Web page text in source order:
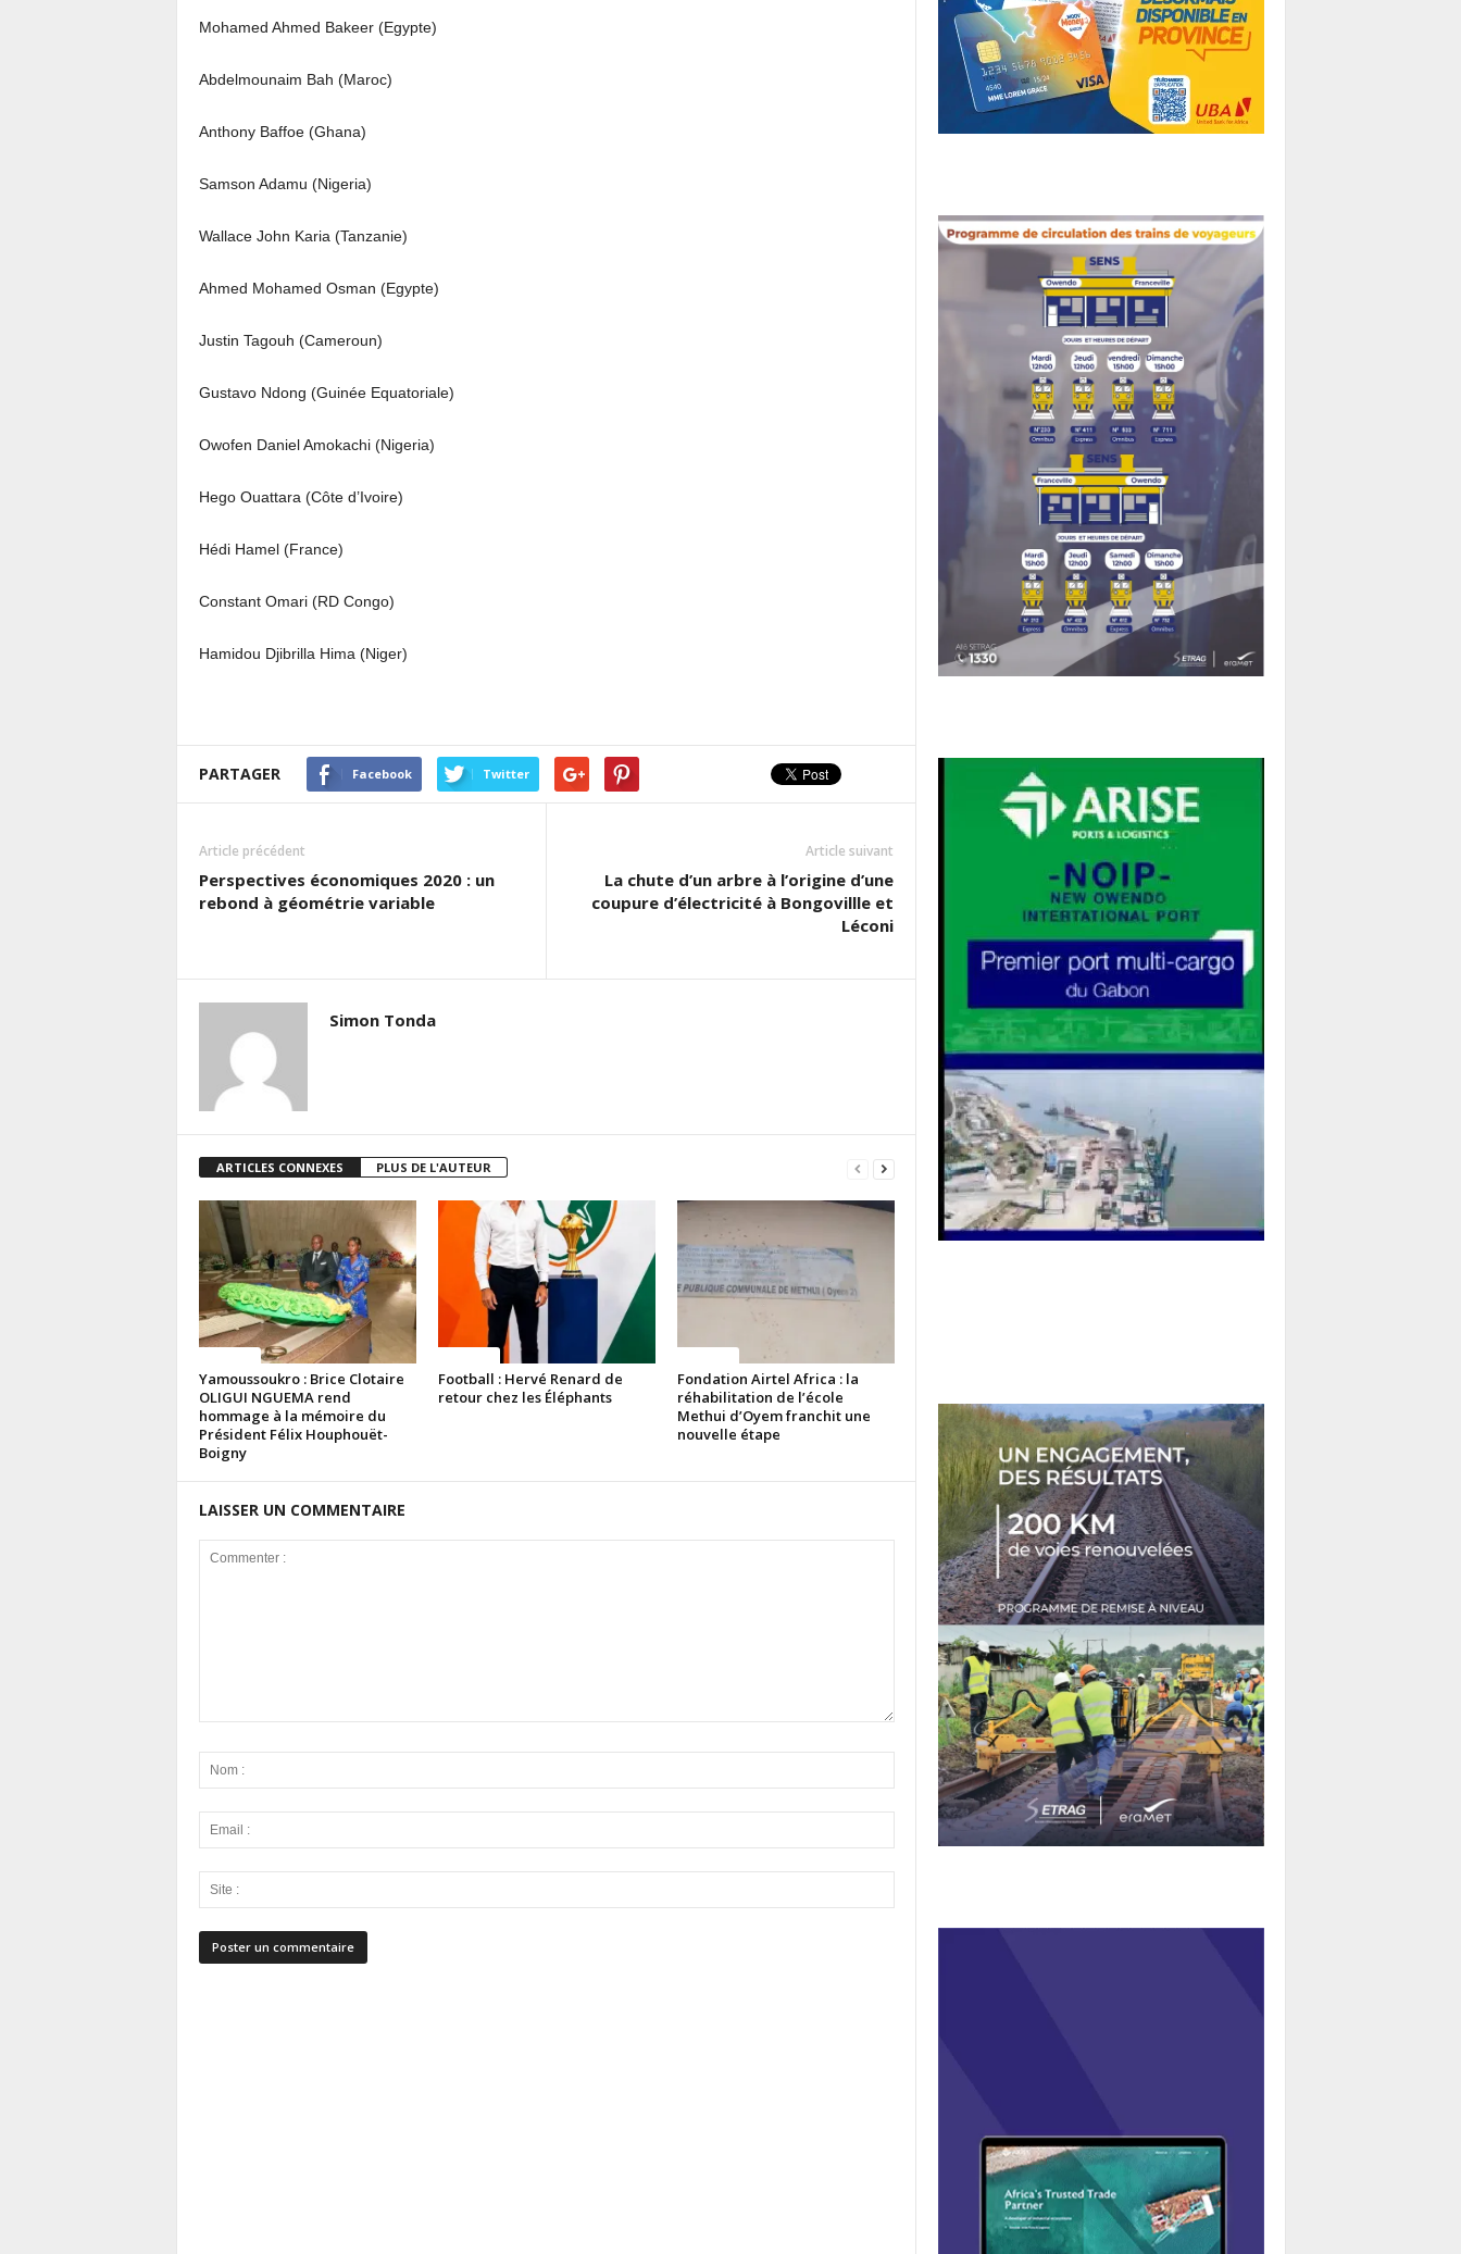
Mohamed Ahmed Bakeer (Egypte)
Abdelmounaim Bah (Maroc)
Anthony Baffoe (Ghana)
Samson Adamu (Nigeria)
Wallace John Karia (Tanzanie)
Ahmed Mohamed Osman (Egypte)
Justin Tagouh (Cameroun)
Gustavo Ndong (Guinée Equatoriale)
Owofen Daniel Amokachi (Nigeria)
Hego Ouattara (Côte d’Ivoire)
Hédi Hamel (France)
Constant Omari (RD Congo)
Hamidou Djibrilla Hima (Niger)
PARTAGER Facebook Twitter
Article précédent
Perspectives économiques 2020 : un
rebond à géométrie variable
Article suivant
La chute d’un arbre à l’origine d’une
coupure d’électricité à Bongovillle et
Léconi
Simon Tonda
ARTICLES CONNEXES PLUS DE L'AUTEUR
Yamoussoukro : Brice Clotaire
OLIGUI NGUEMA rend
hommage à la mémoire du
Président Félix Houphouët-
Boigny
Football : Hervé Renard de
retour chez les Éléphants
Fondation Airtel Africa : la
réhabilitation de l’école
Methui d’Oyem franchit une
nouvelle étape
LAISSER UN COMMENTAIRE